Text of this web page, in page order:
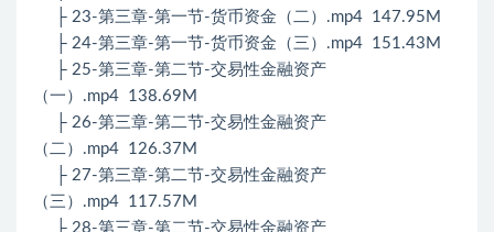
├ 23-第三章-第一节-货币资金（二）.mp4 147.95M
├ 24-第三章-第一节-货币资金（三）.mp4 151.43M
├ 25-第三章-第二节-交易性金融资产
（一）.mp4 138.69M
├ 26-第三章-第二节-交易性金融资产
（二）.mp4 126.37M
├ 27-第三章-第二节-交易性金融资产
（三）.mp4 117.57M
├ 28-第三章-第二节-交易性金融资产